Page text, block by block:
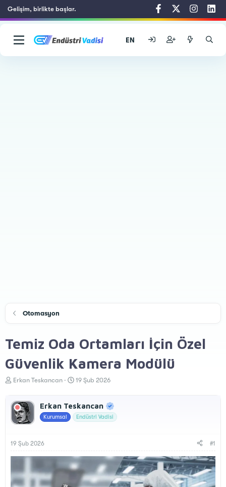
Gelişim, birlikte başlar.
EN
Otomasyon
Temiz Oda Ortamları İçin Özel
Güvenlik Kamera Modülü
K
u
y
u
a
a
t
Erkan Teskancan
B
l
a
t
a
19 Şub 2026
Erkan Teskancan
Kurumsal Endüstri Vadisi
19 Şub 2026 #1